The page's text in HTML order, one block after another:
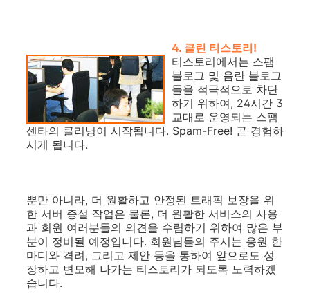
4. 클린 티스토리!
티스토리에서는 스팸
블로그 및 음란 블로그
들을 적극적으로 차단
하기 위하여, 24시간 3
교대로 운영되는 스팸
센타의 클리닝이 시작됩니다. Spam-Free! 곧 경험하
시게 됩니다.
뿐만 아니라, 더 원활하고 안정된 트래픽 보장을 위
한 서버 증설 작업은 물론, 더 원활한 서비스의 사용
과 회원 여러분들의 의견을 수렴하기 위하여 많은 부
분이 정비될 예정입니다. 회원님들의 주시는 응원 한
마디와 격려, 그리고 제안 등을 통하여 앞으로도 성
장하고 변모해 나가는 티스토리가 되도록 노력하겠
습니다.